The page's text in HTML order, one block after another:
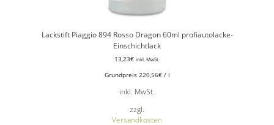
Lackstift Piaggio 894 Rosso Dragon 60ml profiautolacke-
Einschichtlack
13,23€ inkl. MwSt.
Grundpreis 220,56€/ l
inkl. MwSt.
zzgl.
Versandkosten